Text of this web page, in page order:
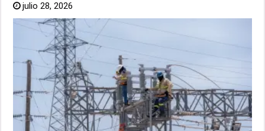
julio 28, 2026